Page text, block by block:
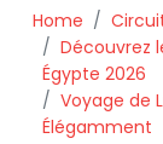
Home
Découvrez
Égypte 2026
Voyage de
Élégamment